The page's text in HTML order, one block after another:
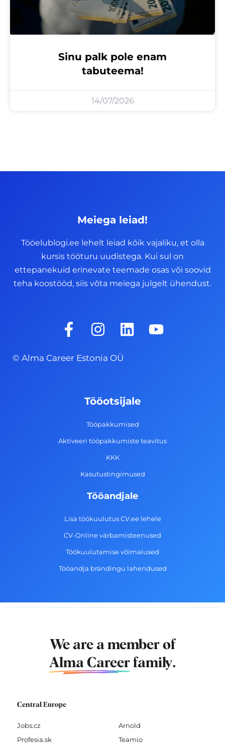
Sinu palk pole enam
tabuteema!
14/07/2026
Meiega leiad!
Tööelublogi.ee lehelt leiad kõik vajaliku, et olla
kursis tööturu uudistega. Kui sul on
ettepanekuid erinevate teemade osas või soovid
teha koostööd, siis võta meiega julgelt ühendust.
F
a
e
-
I
n
s
t
g
r
a
m
L
i
d
i
n
Y
o
© Alma Career Estonia OÜ
Tööotsijale
Tööpakkumised
Aktiveeri tööpakkumiste teavitus
KKK
Kasutustingimused
Tööandjale
Lisa töökuulutus CV.ee lehele
CV-Online värbamisteenused
Töökuulutamise võimalused
Tööandja brändingu lahendused
We are a member of
Alma Career family.
Central Europe
Jobs.cz
Profesia.sk
Arnold
Teamio